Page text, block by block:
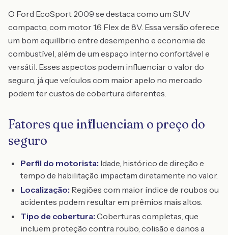
O Ford EcoSport 2009 se destaca como um SUV
compacto, com motor 1.6 Flex de 8V. Essa versão oferece
um bom equilíbrio entre desempenho e economia de
combustível, além de um espaço interno confortável e
versátil. Esses aspectos podem influenciar o valor do
seguro, já que veículos com maior apelo no mercado
podem ter custos de cobertura diferentes.
Fatores que influenciam o preço do
seguro
Perfil do motorista: Idade, histórico de direção e
tempo de habilitação impactam diretamente no valor.
Localização: Regiões com maior índice de roubos ou
acidentes podem resultar em prêmios mais altos.
Tipo de cobertura: Coberturas completas, que
incluem proteção contra roubo, colisão e danos a